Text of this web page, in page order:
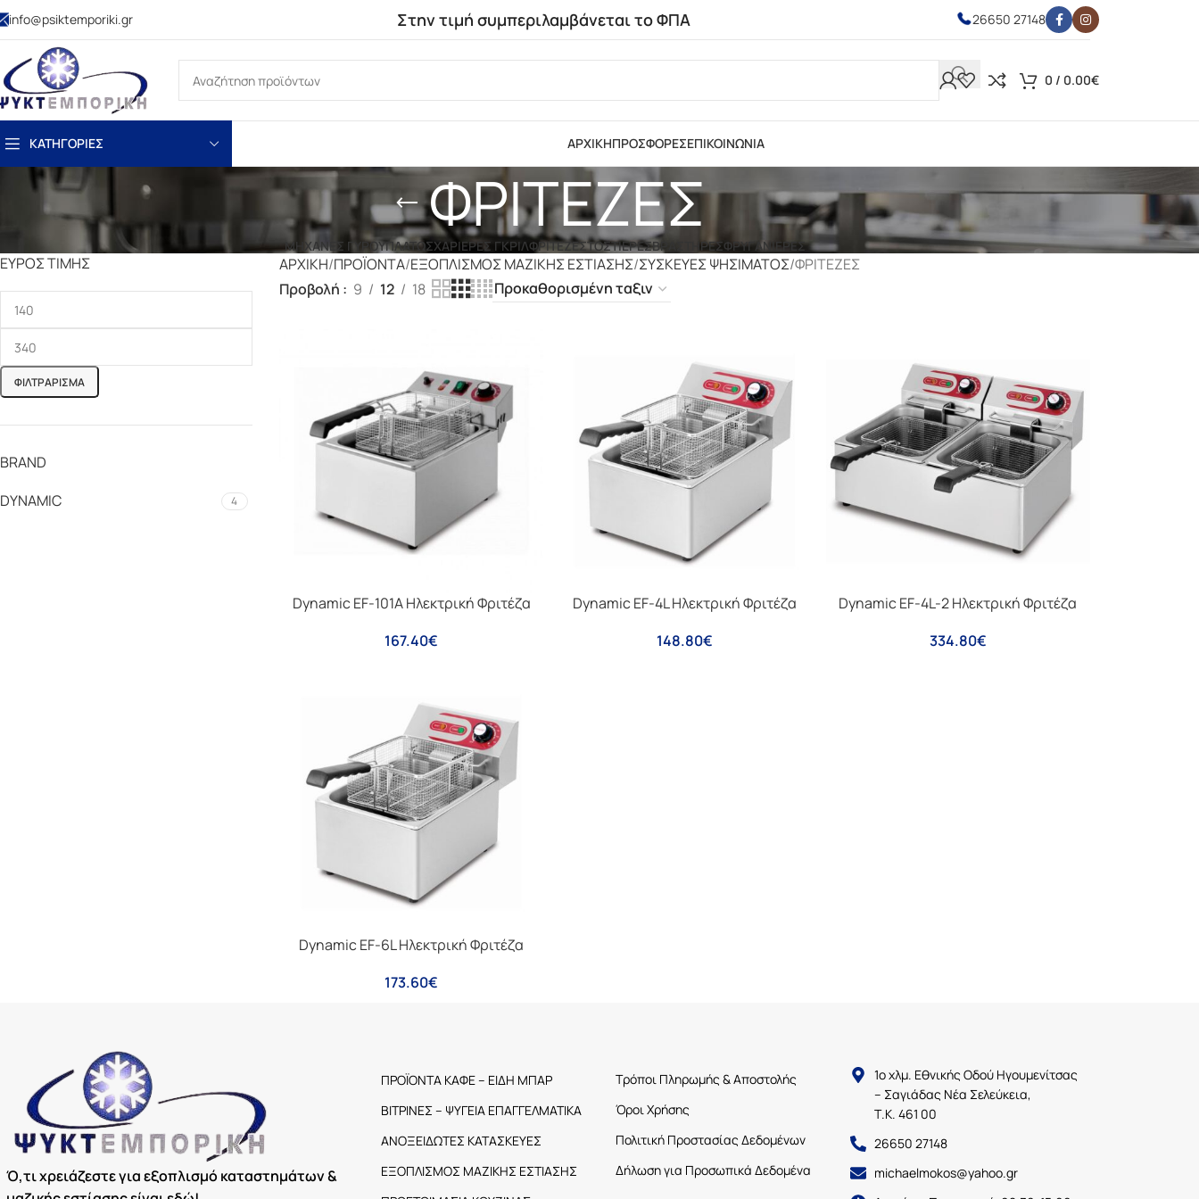
info@psiktemporiki.gr Στην τιμή συμπεριλαμβάνεται το ΦΠΑ 26650 27148
0 / 0.00€
ΚΑΤΗΓΟΡΙΕΣ ΑΡΧΙΚΗΠΡΟΣΦΟΡΕΣΕΠΙΚΟΙΝΩΝΙΑ
ΦΡΙΤΕΖΕΣ
ΜΗΧΑΝΕΣ ΓΥΡΟΥΠΛΑΤΩΣΧΑΡΙΕΡΕΣ ΓΚΡΙΛΦΡΙΤΕΖΕΣΤΟΣΤΙΕΡΕΣΒΡΑΣΤΗΡΕΣΦΡΥΓΑΝΙΕΡΕΣ
ΕΎΡΟΣ ΤΙΜΉΣ
ΦΙΛΤΡΆΡΙΣΜΑ
BRAND
DYNAMIC
4
ΑΡΧΙΚΗ ΠΡΟΪΟΝΤΑ ΕΞΟΠΛΙΣΜΟΣ ΜΑΖΙΚΗΣ ΕΣΤΙΑΣΗΣ ΣΥΣΚΕΥΕΣ ΨΗΣΙΜΑΤΟΣ ΦΡΙΤΕΖΕΣ
Προβολή
9 12 18
Dynamic EF-101A Ηλεκτρική Φριτέζα
167.40€
Dynamic EF-4L Ηλεκτρική Φριτέζα
148.80€
Dynamic EF-4L-2 Ηλεκτρική Φριτέζα
334.80€
Dynamic EF-6L Ηλεκτρική Φριτέζα
173.60€
Ό,τι χρειάζεστε για εξοπλισμό καταστημάτων &
ΠΡΟΪΟΝΤΑ ΚΑΦΕ – ΕΙΔΗ ΜΠΑΡ
ΒΙΤΡΙΝΕΣ – ΨΥΓΕΙΑ ΕΠΑΓΓΕΛΜΑΤΙΚΑ
ΑΝΟΞΕΙΔΩΤΕΣ ΚΑΤΑΣΚΕΥΕΣ
ΕΞΟΠΛΙΣΜΟΣ ΜΑΖΙΚΗΣ ΕΣΤΙΑΣΗΣ
Τρόποι Πληρωμής & Αποστολής
Όροι Χρήσης
Πολιτική Προστασίας Δεδομένων
Δήλωση για Προσωπικά Δεδομένα
1ο χλμ. Εθνικής Οδού Ηγουμενίτσας
– Σαγιάδας Νέα Σελεύκεια,
Τ.Κ. 461 00
26650 27148
michaelmokos@yahoo.gr